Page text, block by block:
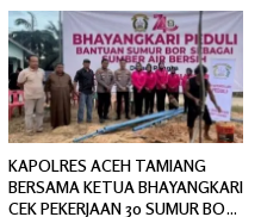
KAPOLRES ACEH TAMIANG
BERSAMA KETUA BHAYANGKARI
CEK PEKERJAAN 30 SUMUR BOR